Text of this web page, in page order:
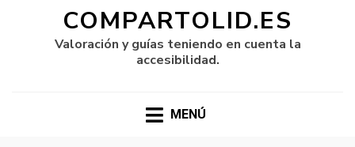
COMPARTOLID.ES
Valoración y guías teniendo en cuenta la
accesibilidad.
MENÚ